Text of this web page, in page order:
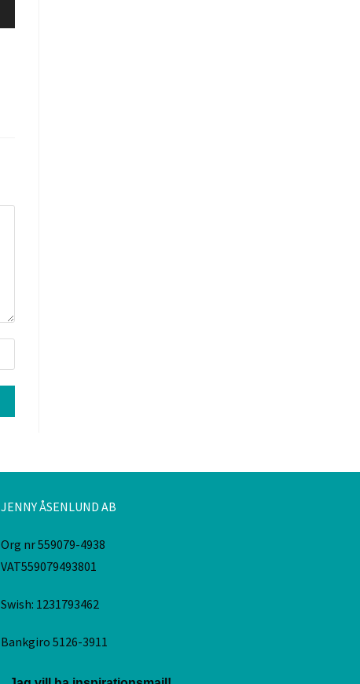
JENNY ÅSENLUND AB
Org nr 559079-4938
VAT559079493801
Swish: 1231793462
Bankgiro 5126-3911